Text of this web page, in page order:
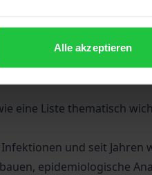
Alle akzeptieren
für die wichtigsten
hinaus und
und vermittelt die KISS-
eine Liste thematisch
und seit Jahren
epidemiologische